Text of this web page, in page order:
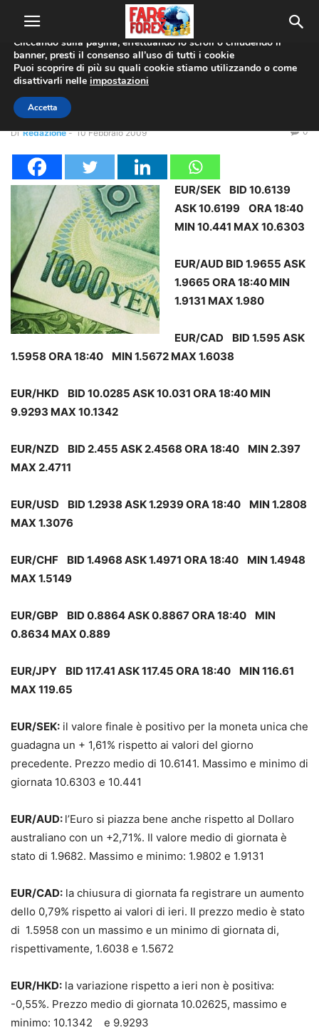
Home Coppie Valute EUR/JPY
Coppie Valute EUR/JPY Forex News
Report: max&min intraday
Di Redazione - 10 Febbraio 2009 0
EUR/SEK BID 10.6139
ASK 10.6199 ORA 18:40
MIN 10.441 MAX 10.6303
EUR/AUD BID 1.9655 ASK
1.9665 ORA 18:40 MIN
1.9131 MAX 1.980
EUR/CAD BID 1.595 ASK
1.5958 ORA 18:40 MIN 1.5672 MAX 1.6038
EUR/HKD BID 10.0285 ASK 10.031 ORA 18:40 MIN
9.9293 MAX 10.1342
EUR/NZD BID 2.455 ASK 2.4568 ORA 18:40 MIN 2.397
MAX 2.4711
EUR/USD BID 1.2938 ASK 1.2939 ORA 18:40 MIN 1.2808
MAX 1.3076
EUR/CHF BID 1.4968 ASK 1.4971 ORA 18:40 MIN 1.4948
MAX 1.5149
EUR/GBP BID 0.8864 ASK 0.8867 ORA 18:40 MIN
0.8634 MAX 0.889
EUR/JPY BID 117.41 ASK 117.45 ORA 18:40 MIN 116.61
MAX 119.65
EUR/SEK: il valore finale è positivo per la moneta unica che
guadagna un + 1,61% rispetto ai valori del giorno
precedente. Prezzo medio di 10.6141. Massimo e minimo di
giornata 10.6303 e 10.441
EUR/AUD: l’Euro si piazza bene anche rispetto al Dollaro
australiano con un +2,71%. Il valore medio di giornata è
stato di 1.9682. Massimo e minimo: 1.9802 e 1.9131
EUR/CAD: la chiusura di giornata fa registrare un aumento
dello 0,79% rispetto ai valori di ieri. Il prezzo medio è stato
di 1.5958 con un massimo e un minimo di giornata di,
rispettivamente, 1.6038 e 1.5672
EUR/HKD: la variazione rispetto a ieri non è positiva:
-0,55%. Prezzo medio di giornata 10.02625, massimo e
minimo: 10.1342 e 9.9293
Utilizziamo i cookie per offrirti la migliore esperienza sul nostro
sito web.
Cliccando sulla pagina, effettuando lo scroll o chiudendo il
banner, presti il consenso all’uso di tutti i cookie
Puoi scoprire di più su quali cookie stiamo utilizzando o come
disattivarli nelle impostazioni
Accetta